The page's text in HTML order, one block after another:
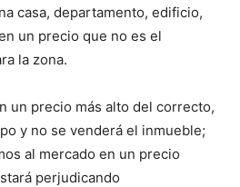
casa, departamento, edificio,
un precio que no es el
la zona.
un precio más alto del correcto,
y no se venderá el inmueble;
al mercado en un precio
perjudicando